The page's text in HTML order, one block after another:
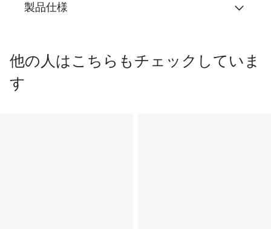
製品仕様
他の人はこちらもチェックしていま
す